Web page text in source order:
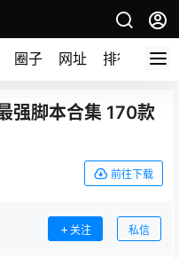
圈子 网址 排行榜
脚本合集 170款
前往下载
关注 私信